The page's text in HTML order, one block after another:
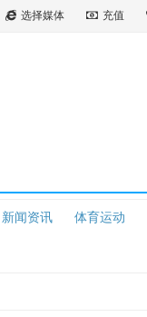
选择媒体 充值
新闻资讯 体育运动